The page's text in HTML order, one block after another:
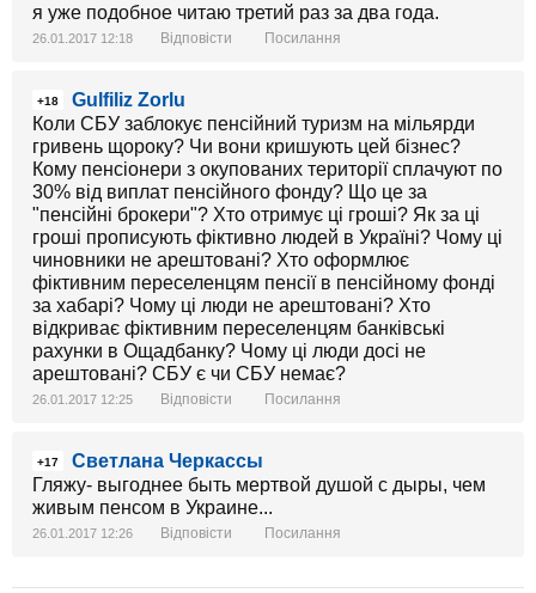
я уже подобное читаю третий раз за два года.
26.01.2017 12:18 Відповісти Посилання
+18
Gulfiliz Zorlu
Коли СБУ заблокує пенсійний туризм на мільярди
гривень щороку? Чи вони кришують цей бізнес?
Кому пенсіонери з окупованих території сплачуют по
30% від виплат пенсійного фонду? Що це за
"пенсійні брокери"? Хто отримує ці гроші? Як за ці
гроші прописують фіктивно людей в Україні? Чому ці
чиновники не арештовані? Хто оформлює
фіктивним переселенцям пенсії в пенсійному фонді
за хабарі? Чому ці люди не арештовані? Хто
відкриває фіктивним переселенцям банківські
рахунки в Ощадбанку? Чому ці люди досі не
арештовані? СБУ є чи СБУ немає?
26.01.2017 12:25 Відповісти Посилання
+17
Светлана Черкассы
Гляжу- выгоднее быть мертвой душой с дыры, чем
живым пенсом в Украине...
26.01.2017 12:26 Відповісти Посилання